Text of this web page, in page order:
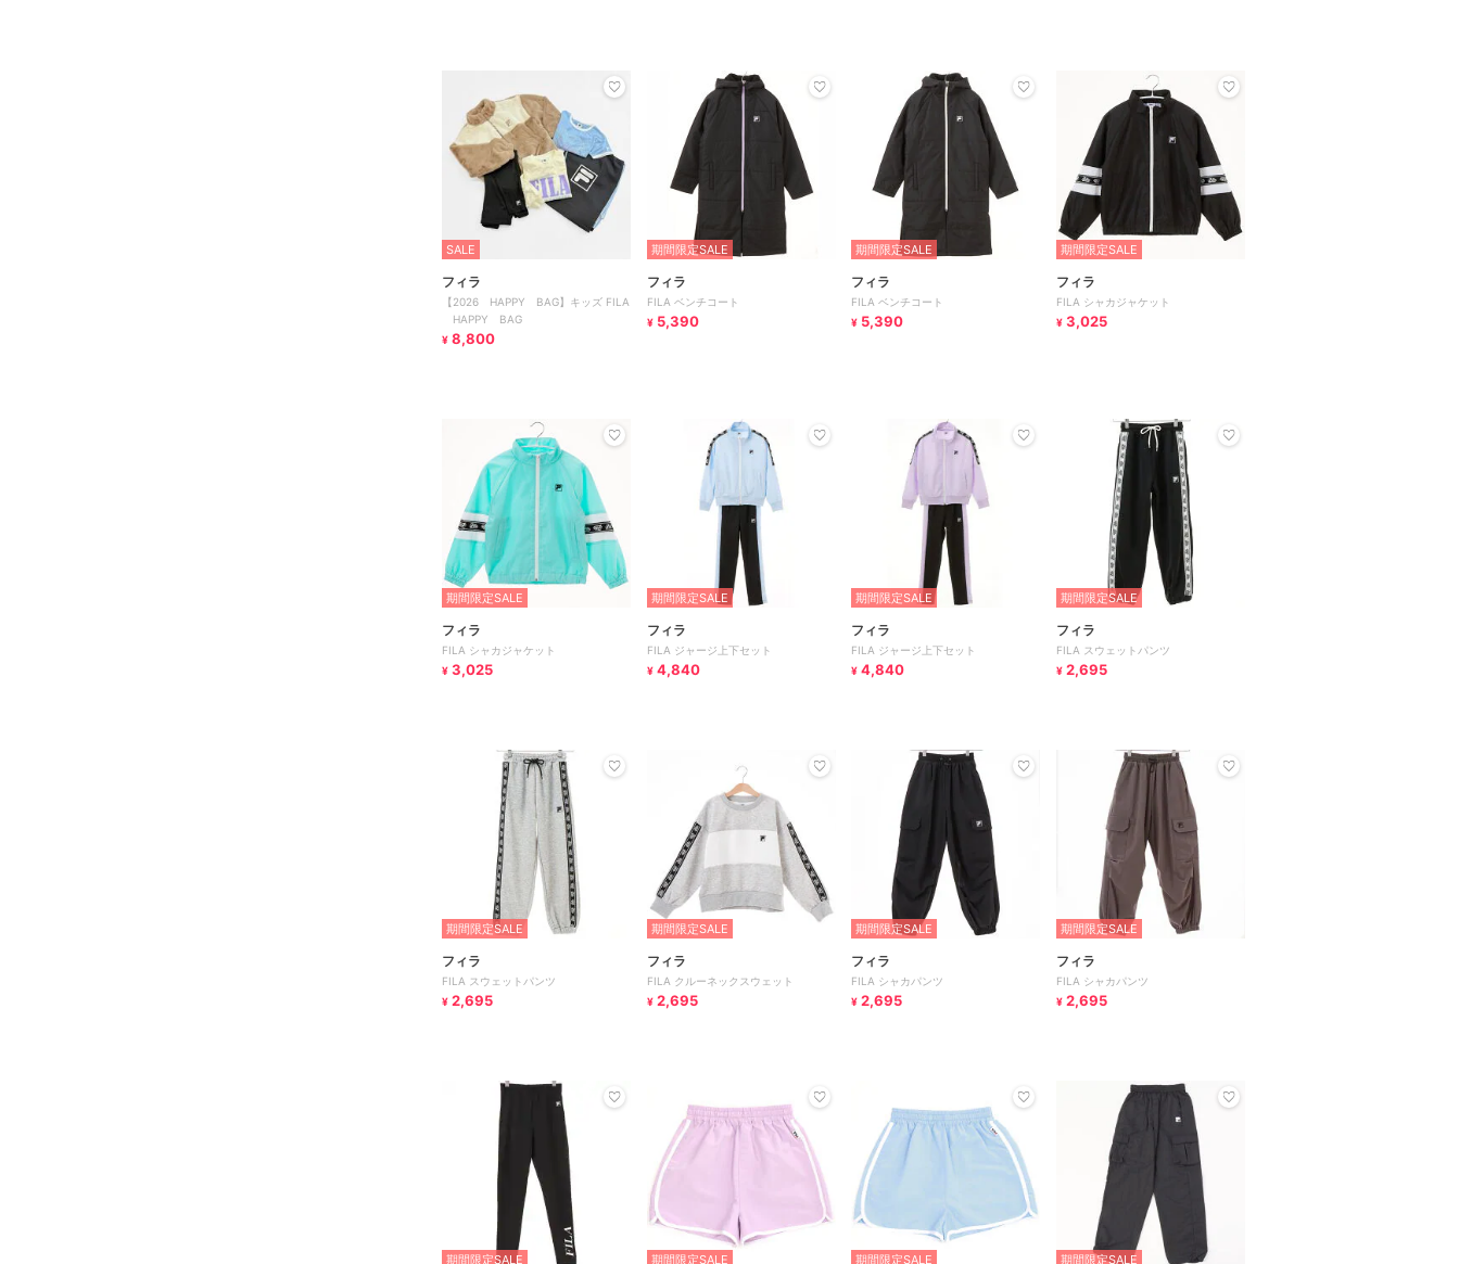
SALE
フィラ
【2026 HAPPY BAG】キッズ FILA
HAPPY BAG
¥ 8,800
期間限定SALE
フィラ
FILA ベンチコート
¥ 5,390
期間限定SALE
フィラ
FILA ベンチコート
¥ 5,390
期間限定SALE
フィラ
FILA シャカジャケット
¥ 3,025
期間限定SALE
フィラ
FILA シャカジャケット
¥ 3,025
期間限定SALE
フィラ
FILA ジャージ上下セット
¥ 4,840
期間限定SALE
フィラ
FILA ジャージ上下セット
¥ 4,840
期間限定SALE
フィラ
FILA スウェットパンツ
¥ 2,695
期間限定SALE
フィラ
FILA スウェットパンツ
¥ 2,695
期間限定SALE
フィラ
FILA クルーネックスウェット
¥ 2,695
期間限定SALE
フィラ
FILA シャカパンツ
¥ 2,695
期間限定SALE
フィラ
FILA シャカパンツ
¥ 2,695
期間限定SALE 期間限定SALE 期間限定SALE 期間限定SALE